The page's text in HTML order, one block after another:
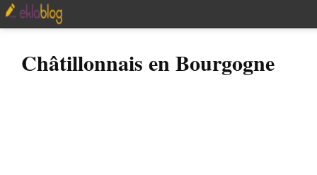
Châtillonnais en Bourgogne